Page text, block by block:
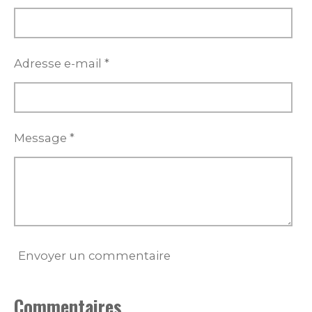
Adresse e-mail *
Message *
Envoyer un commentaire